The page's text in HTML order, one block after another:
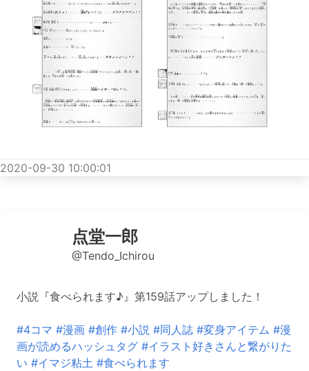
2020-09-30 10:00:01
点堂一郎
@Tendo_Ichirou
小説『食べられます♪』第159話アップしました！
#4コマ #漫画 #創作 #小説 #同人誌 #変身アイテム #漫
画が読めるハッシュタグ #イラスト好きさんと繋がりた
い #イマジ粘土 #食べられます